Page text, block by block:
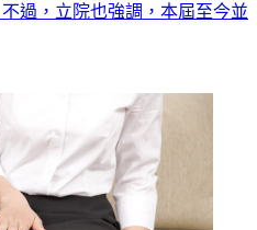
過，立院也強調，本屆至今並